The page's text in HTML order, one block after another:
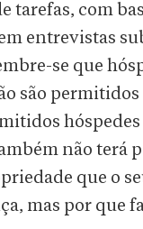
tarefas, com
entrevistas
se que
são permitidos
não terá
que o
mas por que